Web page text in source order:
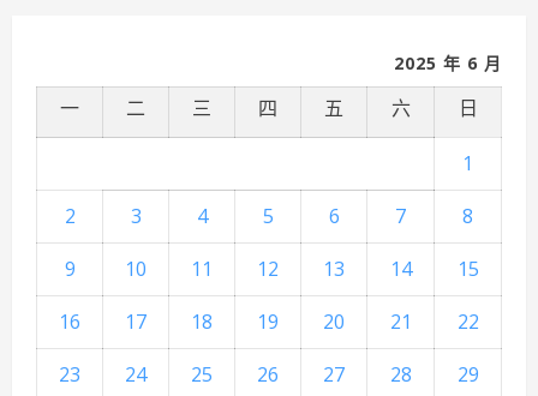
2025 年 6 月
一 二 三 四 五 六 日
1
2
3 4 5 6 7
8
9
10 11 12 13 14
15
16
17 18 19 20 21
22
23
24 25 26 27 28
29